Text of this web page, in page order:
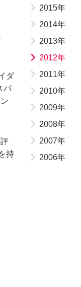
ダ
パ
持
2015年
2014年
2013年
2012年
2011年
2010年
2009年
2008年
2007年
2006年